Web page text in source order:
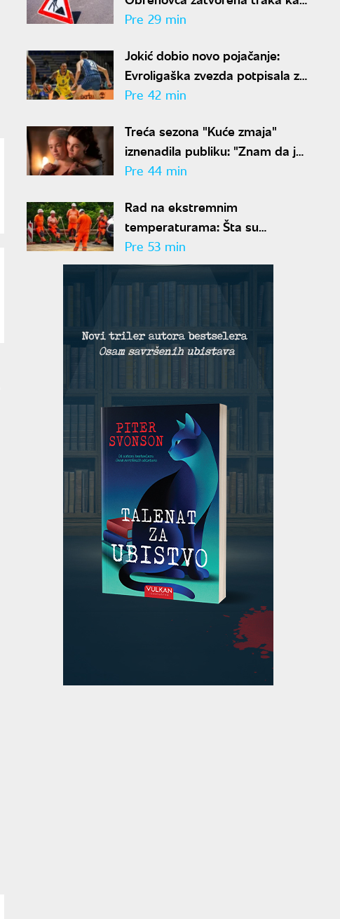
Beogradu
Pre 29 min
Jokić dobio novo pojačanje:
Evroligaška zvezda potpisala za
Denver
Pre 42 min
Treća sezona "Kuće zmaja"
iznenadila publiku: "Znam da je
kontroverzno, ali je i
Pre 44 min
Rad na ekstremnim
temperaturama: Šta su
poslodavci dužni da obezbede
radnicima i kome se obratiti
ako krše preporuke
Pre 53 min